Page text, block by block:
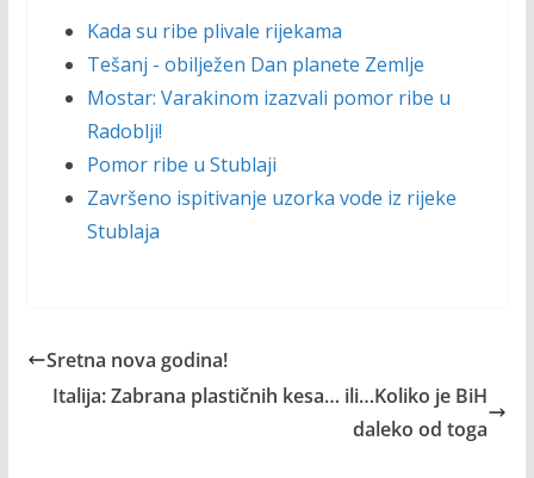
Kada su ribe plivale rijekama
Tešanj - obilježen Dan planete Zemlje
Mostar: Varakinom izazvali pomor ribe u
Radoblji!
Pomor ribe u Stublaji
Završeno ispitivanje uzorka vode iz rijeke
Stublaja
Sretna nova godina!
Italija: Zabrana plastičnih kesa… ili…Koliko je BiH
daleko od toga